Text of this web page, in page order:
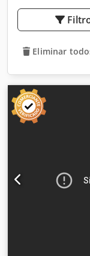
Eliminar